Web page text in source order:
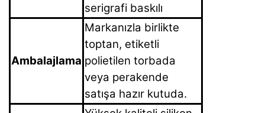
serigrafi baskılı
Ambalajlama
Markanızla birlikte
toptan, etiketli
polietilen torbada
veya perakende
satışa hazır kutuda.